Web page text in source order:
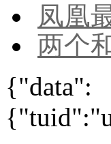
凤凰
两个
{"data":